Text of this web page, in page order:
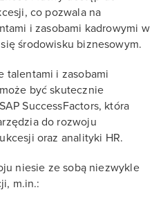
co pozwala na
i zasobami kadrowymi w
środowisku biznesowym.
talentami i zasobami
być skutecznie
SuccessFactors, która
do rozwoju
oraz analityki HR.
niesie ze sobą niezwykle
m.in.: